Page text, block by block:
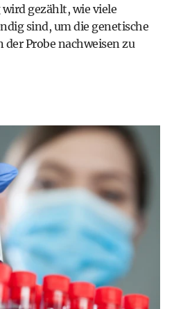
gezählt, wie viele
sind, um die genetische
Probe nachweisen zu